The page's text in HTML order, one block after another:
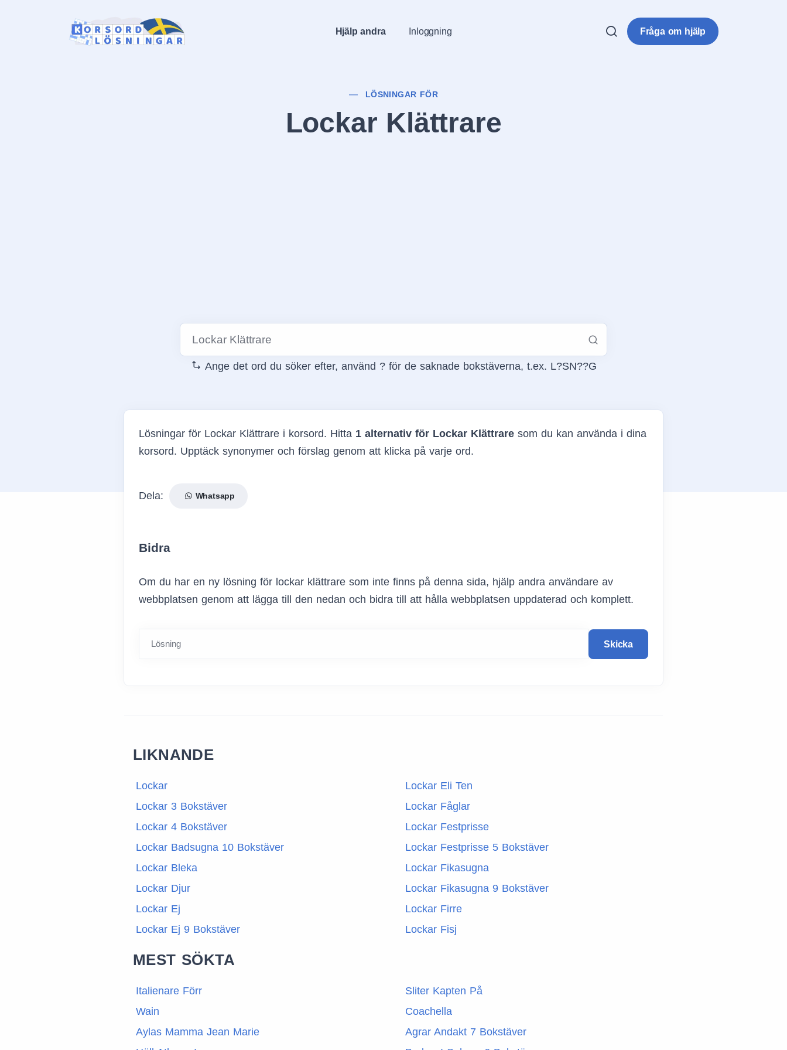
Hjälp andra Inloggning Fråga om hjälp
LÖSNINGAR FÖR
Lockar Klättrare
Ange det ord du söker efter, använd ? för de saknade bokstäverna, t.ex. L?SN??G
Lösningar för Lockar Klättrare i korsord. Hitta 1 alternativ för Lockar Klättrare som du kan använda i dina
korsord. Upptäck synonymer och förslag genom att klicka på varje ord.
Dela: Whatsapp
Bidra
Om du har en ny lösning för lockar klättrare som inte finns på denna sida, hjälp andra användare av
webbplatsen genom att lägga till den nedan och bidra till att hålla webbplatsen uppdaterad och komplett.
Lösning Skicka
LIKNANDE
Lockar
Lockar 3 Bokstäver
Lockar 4 Bokstäver
Lockar Badsugna 10 Bokstäver
Lockar Bleka
Lockar Djur
Lockar Ej
Lockar Ej 9 Bokstäver
Lockar Eli Ten
Lockar Fåglar
Lockar Festprisse
Lockar Festprisse 5 Bokstäver
Lockar Fikasugna
Lockar Fikasugna 9 Bokstäver
Lockar Firre
Lockar Fisj
MEST SÖKTA
Italienare Förr
Wain
Aylas Mamma Jean Marie
Sliter Kapten På
Coachella
Agrar Andakt 7 Bokstäver